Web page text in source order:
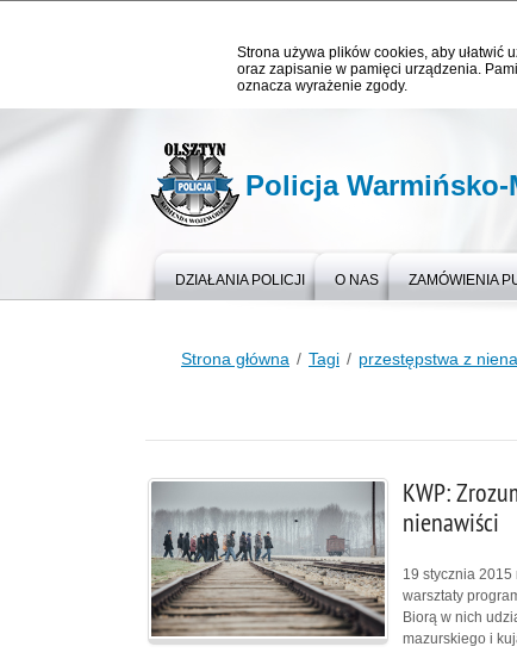
Strona używa plików cookies, aby ułatwić
oraz zapisanie w pamięci urządzenia.
oznacza wyrażenie zgody.
Policja Warmińsko-
DZIAŁANIA POLICJI O NAS ZAMÓWIENIA
Strona główna Tagi przestępstwa z
KWP:
nienawiści
19 stycznia 2015
warsztaty
Biorą w nich
mazurskiego i